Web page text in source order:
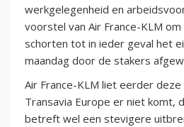
werkgelegenheid en
voorstel van Air France-KLM
schorten tot in ieder geval het
maandag door de stakers
Air France-KLM liet eerder
Transavia Europe er niet komt,
betreft wel een stevigere